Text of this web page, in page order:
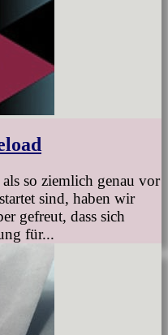
so ziemlich genau vor
sind, haben wir
gefreut, dass sich
für...